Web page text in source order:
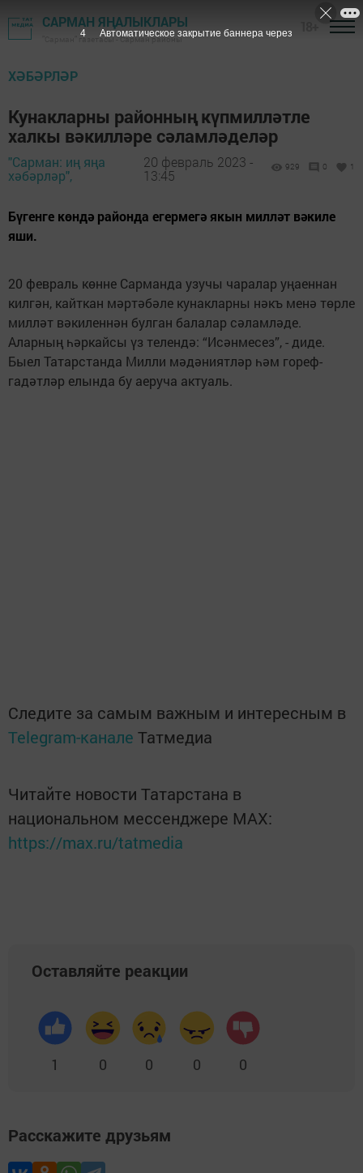
САРМАН ЯҢАЛЫКЛАРЫ
"Сарман" газетасы - Сарман районы
ХӘБӘРЛӘР
Кунакларны районның күпмилләтле
халкы вәкилләре сәламләделәр
"Сарман: иң яңа
хәбәрләр",
20 февраль 2023 -
13:45
929 0 1
Бүгенге көндә районда егермегә якын милләт вәкиле
яши.
20 февраль көнне Сарманда узучы чаралар уңаеннан
килгән, кайткан мәртәбәле кунакларны нәкъ менә төрле
милләт вәкиленнән булган балалар сәламләде.
Аларның һәркайсы үз телендә: “Исәнмесез”, - диде.
Быел Татарстанда Милли мәдәниятләр һәм гореф-
гадәтләр елында бу аеруча актуаль.
Следите за самым важным и интересным в
Telegram-канале Татмедиа
Читайте новости Татарстана в
национальном мессенджере MАХ:
https://max.ru/tatmedia
Оставляйте реакции
1 0 0 0 0
Расскажите друзьям
3 Автоматическое закрытие баннера через